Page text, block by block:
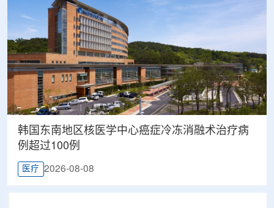
韩国东南地区核医学中心癌症冷冻消融术治疗病
例超过100例
医疗 2026-08-08